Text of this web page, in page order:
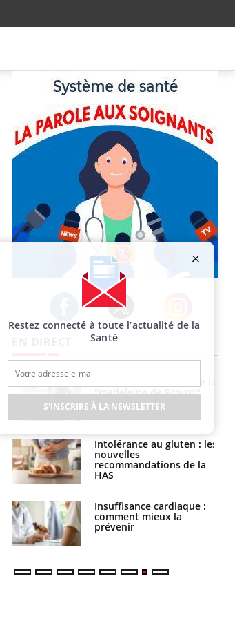
Facebook Twitter Instagram
"madeleine de Proust"
enfin expliqué
Intolérance au gluten : les
nouvelles
recommandations de la
HAS
Insuffisance cardiaque :
comment mieux la
prévenir
Restez connecté à toute l’actualité de la
Santé
S'INSCRIRE À LA NEWSLETTER